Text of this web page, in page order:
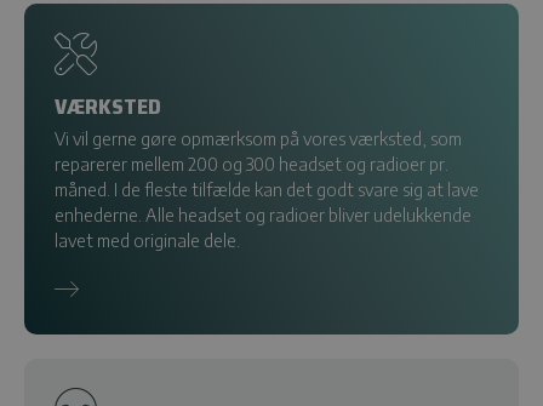
VÆRKSTED
Vi vil gerne gøre opmærksom på vores værksted, som
reparerer mellem 200 og 300 headset og radioer pr.
måned. I de fleste tilfælde kan det godt svare sig at lave
enhederne. Alle headset og radioer bliver udelukkende
lavet med originale dele.